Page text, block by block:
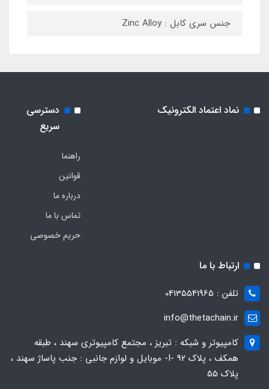
جنس سری کابل : Zinc Alloy
نماد اعتماد الکترونیک
دسترسی
سریع
راهنما
قوانین
درباره ما
تماس با ما
حریم خصوصی
ارتباط با ما
تلفن : 04135541965
info@thetachain.ir
کامپیوتر و شبکه : تبریز ، مجتمع کامپیوتری سهند ، طبقه
همکف ، پلاک 92 -I- موبایل و لوازم جانبی : جنب پاساژ سهند ،
پلاک 55